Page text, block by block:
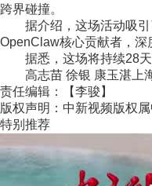
跨界碰撞。
据介绍，这场活动吸引
OpenClaw核心贡献者，深
据悉，这场将持续28天
高志苗 徐银 康玉湛上
责任编辑：【李骏】
版权声明：中新视频版权
特别推荐